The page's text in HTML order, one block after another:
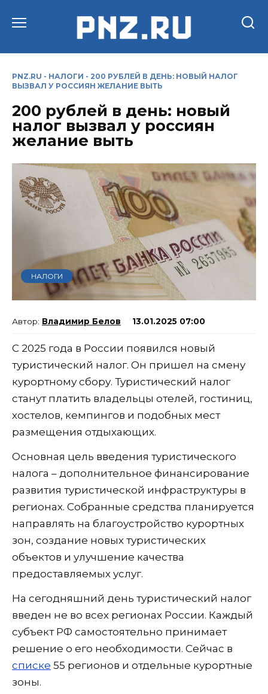
PNZ.RU - НАЛОГИ - 200 РУБЛЕЙ В ДЕНЬ: НОВЫЙ НАЛОГ
ВЫЗВАЛ У РОССИЯН ЖЕЛАНИЕ ВЫТЬ
200 рублей в день: новый
налог вызвал у россиян
желание выть
НАЛОГИ
Владимир Белов 13.01.2025 07:00
С 2025 года в России появился новый
туристический налог. Он пришел на смену
курортному сбору. Туристический налог
станут платить владельцы отелей, гостиниц,
хостелов, кемпингов и подобных мест
размещения отдыхающих.
Основная цель введения туристического
налога – дополнительное финансирование
развития туристической инфраструктуры в
регионах. Собранные средства планируется
направлять на благоустройство курортных
зон, создание новых туристических
объектов и улучшение качества
предоставляемых услуг.
На сегодняшний день туристический налог
введен не во всех регионах России. Каждый
субъект РФ самостоятельно принимает
решение о его необходимости. Сейчас в
списке 55 регионов и отдельные курортные
зоны.